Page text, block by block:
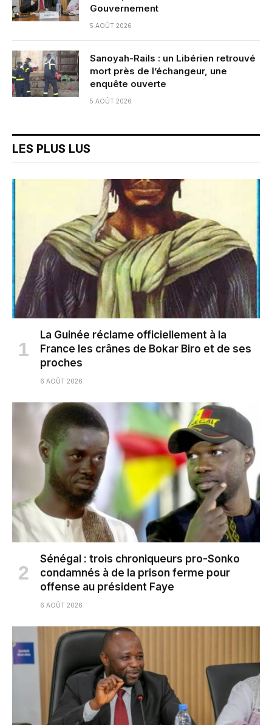
Gouvernement
5 AOÛT 2026
Sanoyah-Rails : un Libérien retrouvé
mort près de l’échangeur, une
enquête ouverte
5 AOÛT 2026
LES PLUS LUS
La Guinée réclame officiellement à la
France les crânes de Bokar Biro et de ses
proches
6 AOÛT 2026
Sénégal : trois chroniqueurs pro-Sonko
condamnés à de la prison ferme pour
offense au président Faye
6 AOÛT 2026